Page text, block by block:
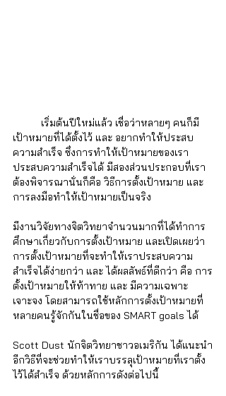
เป้าหมายที่ได้ตั้งไว้ และ อยากทำให้ประสบ
ความสำเร็จ ซึ่งการทำให้เป้าหมายของเรา
ประสบความสำเร็จได้ มีสองส่วนประกอบที่เรา
ต้องพิจารณานั่นก็คือ วิธีการตั้งเป้าหมาย และ
การลงมือทำให้เป้าหมายเป็นจริง
มีงานวิจัยทางจิตวิทยาจำนวนมากที่ได้ทำการ
ศึกษาเกี่ยวกับการตั้งเป้าหมาย และเปิดเผยว่า
การตั้งเป้าหมายที่จะทำให้เราประสบความ
สำเร็จได้ง่ายกว่า และ ได้ผลลัพธ์ที่ดีกว่า คือ การ
ตั้งเป้าหมายให้ท้าทาย และ มีความเฉพาะ
เจาะจง โดยสามารถใช้หลักการตั้งเป้าหมายที่
หลายคนรู้จักกันในชื่อของ SMART goals ได้
Scott Dust นักจิตวิทยาชาวอเมริกัน ได้แนะนำ
อีกวิธีที่จะช่วยทำให้เราบรรลุเป้าหมายที่เราตั้ง
ไว้ได้สำเร็จ ด้วยหลักการดังต่อไปนี้